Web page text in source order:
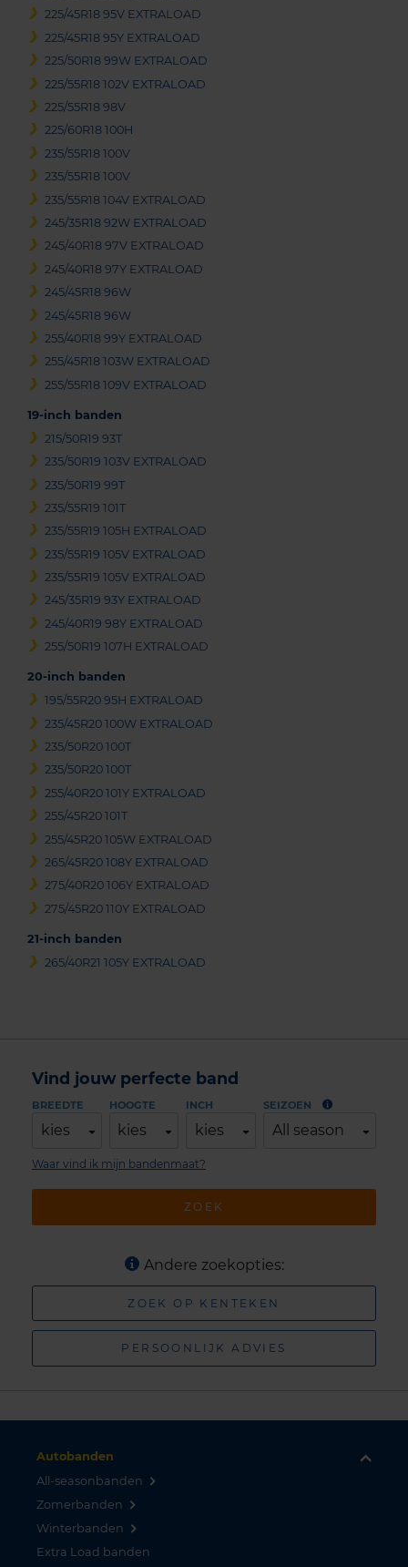
225/45R18 95V EXTRALOAD
225/45R18 95Y EXTRALOAD
225/50R18 99W EXTRALOAD
225/55R18 102V EXTRALOAD
225/55R18 98V
225/60R18 100H
235/55R18 100V
235/55R18 100V
235/55R18 104V EXTRALOAD
245/35R18 92W EXTRALOAD
245/40R18 97V EXTRALOAD
245/40R18 97Y EXTRALOAD
245/45R18 96W
245/45R18 96W
255/40R18 99Y EXTRALOAD
255/45R18 103W EXTRALOAD
255/55R18 109V EXTRALOAD
19-inch banden
215/50R19 93T
235/50R19 103V EXTRALOAD
235/50R19 99T
235/55R19 101T
235/55R19 105H EXTRALOAD
235/55R19 105V EXTRALOAD
235/55R19 105V EXTRALOAD
245/35R19 93Y EXTRALOAD
245/40R19 98Y EXTRALOAD
255/50R19 107H EXTRALOAD
20-inch banden
195/55R20 95H EXTRALOAD
235/45R20 100W EXTRALOAD
235/50R20 100T
235/50R20 100T
255/40R20 101Y EXTRALOAD
255/45R20 101T
255/45R20 105W EXTRALOAD
265/45R20 108Y EXTRALOAD
275/40R20 106Y EXTRALOAD
275/45R20 110Y EXTRALOAD
21-inch banden
265/40R21 105Y EXTRALOAD
Vind jouw perfecte band
BREEDTE
kies
HOOGTE
kies
INCH
kies
SEIZOEN
All season
ZOEK
Waar vind ik mijn bandenmaat?
Andere zoekopties:
ZOEK OP KENTEKEN
PERSOONLIJK ADVIES
Autobanden
All-seasonbanden
Zomerbanden
Winterbanden
Extra Load banden